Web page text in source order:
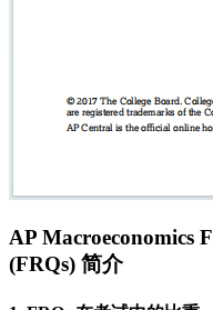
AP Macroeconomics
(FRQs) 简介